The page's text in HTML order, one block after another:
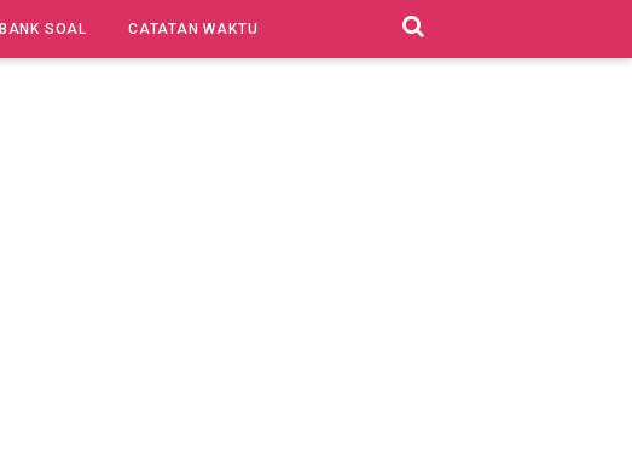
BANK SOAL CATATAN WAKTU